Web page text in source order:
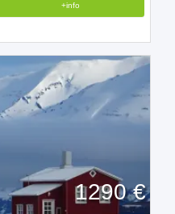
+info
1290 €